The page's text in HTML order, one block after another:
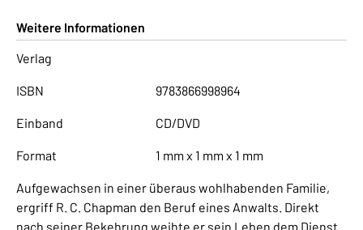
Weitere Informationen
Verlag
ISBN 9783866998964
Einband CD/DVD
Format 1 mm x 1 mm x 1 mm
Aufgewachsen in einer überaus wohlhabenden Familie,
ergriff R. C. Chapman den Beruf eines Anwalts. Direkt
nach seiner Bekehrung weihte er sein Leben dem Dienst